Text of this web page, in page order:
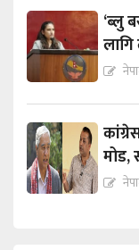
‘ब्लु
लागि
मोड,